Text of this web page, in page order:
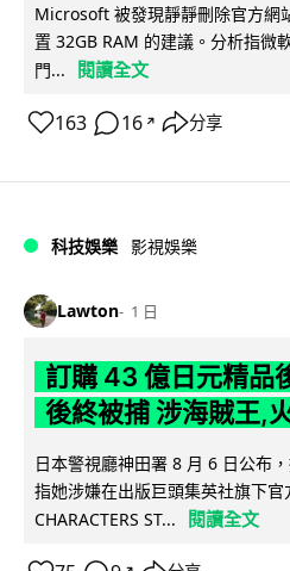
Microsoft 被發現靜靜刪除官方網
置 32GB RAM 的建議。分析指微
門...
閱讀全文
163 16 ↗ 分享
科技娛樂 影視娛樂
Lawton 1 日
訂購 43 億日元精品
後終被捕 涉海賊王,
日本警視廳神田署 8 月 6 日公布
指她涉嫌在出版巨頭集英社旗下官
CHARACTERS ST...
閱讀全文